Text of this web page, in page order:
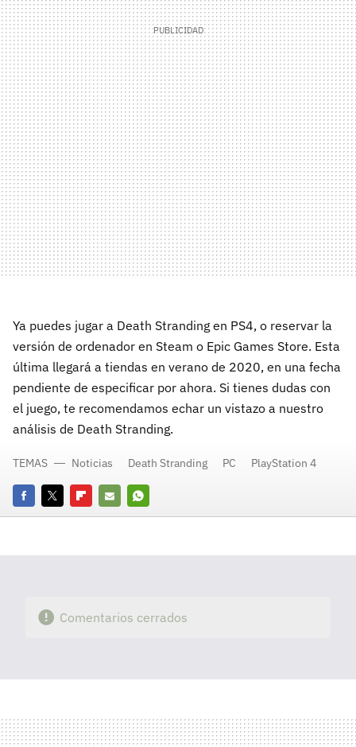
Ya puedes jugar a Death Stranding en PS4, o reservar la
versión de ordenador en Steam o Epic Games Store. Esta
última llegará a tiendas en verano de 2020, en una fecha
pendiente de especificar por ahora. Si tienes dudas con
el juego, te recomendamos echar un vistazo a nuestro
análisis de Death Stranding.
FacebookTwitterFlipboard
E-
Whatsapp
TEMAS Noticias Death Stranding PC PlayStation 4
Comentarios cerrados